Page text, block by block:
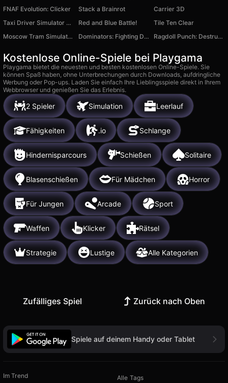
FNAF Evolution: Clicker
Stack a Brainrot
Carrier 3D
Taxi Driver Simulator 3D
Red and Blue Battle!
Tile Ten Clear
Moscow Tram Simulator 3D
Dominators: Fighting Dinosaurs Ragdoll Punch: Destruction Challenge!
Kostenlose Online-Spiele bei Playgama
Playgama bietet die neuesten und besten kostenlosen Online-Spiele. Sie
können Spaß haben, ohne Unterbrechungen durch Downloads, aufdringliche
Werbung oder Pop-ups. Laden Sie einfach Ihre Lieblingsspiele direkt in Ihrem
Webbrowser und genießen Sie das Erlebnis.
2 Spieler Simulation Leerlauf
Fähigkeiten .io Schlange
Hindernisparcours Schießen Solitaire
Blasenschießen Für Mädchen Horror
Für Jungen Arcade Sport
Waffen Klicker Rätsel
Strategie Lustige Alle Kategorien
Zufälliges Spiel Zurück nach Oben
Spiele auf deinem Handy oder Tablet
Im Trend
Alle Tags